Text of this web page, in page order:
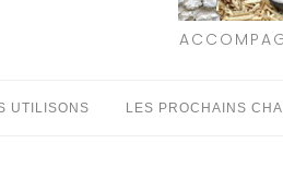
UTILISONS LES PROCHAINS